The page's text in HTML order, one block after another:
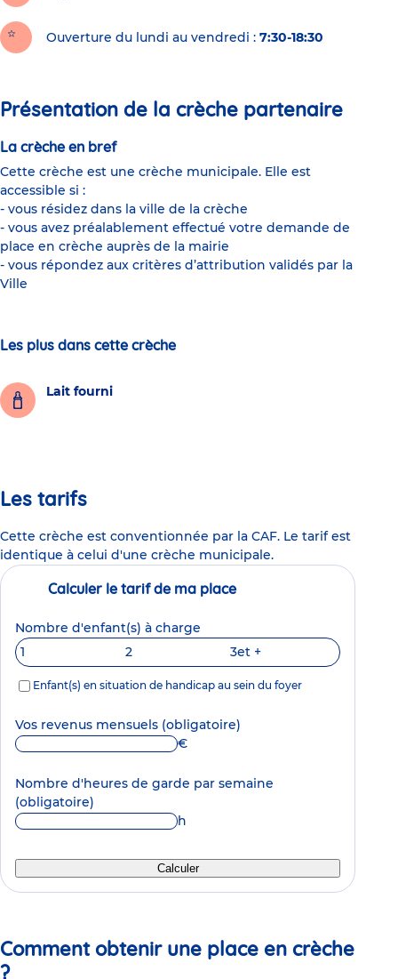
Ouverture du lundi au vendredi : 7:30-18:30
Présentation de la crèche partenaire
La crèche en bref
Cette crèche est une crèche municipale. Elle est
accessible si :
- vous résidez dans la ville de la crèche
- vous avez préalablement effectué votre demande de
place en crèche auprès de la mairie
- vous répondez aux critères d’attribution validés par la
Ville
Les plus dans cette crèche
Lait fourni
Les tarifs
Cette crèche est conventionnée par la CAF. Le tarif est
identique à celui d'une crèche municipale.
Calculer le tarif de ma place
Nombre d'enfant(s) à charge
1
2 3et +
Enfant(s) en situation de handicap au sein du foyer
Vos revenus mensuels (obligatoire)
€
Nombre d'heures de garde par semaine
(obligatoire)
h
Calculer
Comment obtenir une place en crèche
?